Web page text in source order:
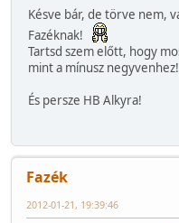
Késve bár, de törve nem,
Fazéknak!
Tartsd szem előtt, hogy
mint a mínusz negyvenhez!
És persze HB Alkyra!
Fazék
2012-01-21, 19:39:46